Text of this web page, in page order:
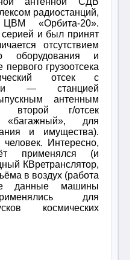
радиостанций,
«Орбита-20».
и был принят
отсутствием
оборудования и
грузоотсека
отсек с
— станцией
антенным
второй г/отсек
«багажный», для
и имущества).
Интересно,
применялся (и
КВретранслятор,
в воздух (работа
данные машины
для
космических